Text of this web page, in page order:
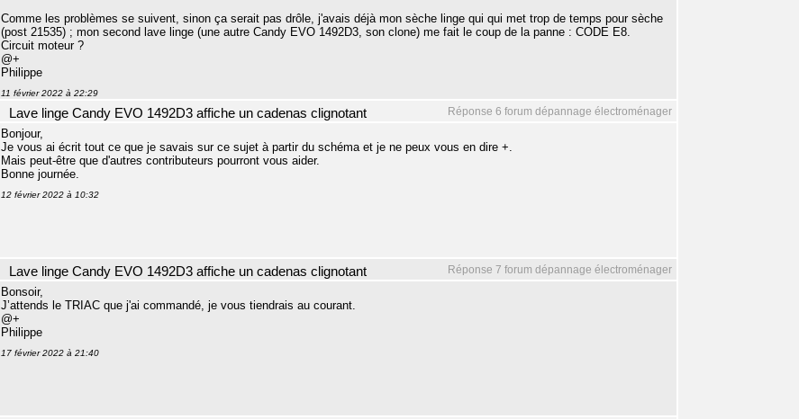
Comme les problèmes se suivent, sinon ça serait pas drôle, j'avais déjà mon sèche linge qui qui met trop de temps pour sèche
(post 21535) ; mon second lave linge (une autre Candy EVO 1492D3, son clone) me fait le coup de la panne : CODE E8.
Circuit moteur ?
@+
Philippe
11 février 2022 à 22:29
Réponse 6 forum dépannage électroménager
Lave linge Candy EVO 1492D3 affiche un cadenas clignotant
Bonjour,
Je vous ai écrit tout ce que je savais sur ce sujet à partir du schéma et je ne peux vous en dire +.
Mais peut-être que d'autres contributeurs pourront vous aider.
Bonne journée.
12 février 2022 à 10:32
Réponse 7 forum dépannage électroménager
Lave linge Candy EVO 1492D3 affiche un cadenas clignotant
Bonsoir,
J’attends le TRIAC que j'ai commandé, je vous tiendrais au courant.
@+
Philippe
17 février 2022 à 21:40